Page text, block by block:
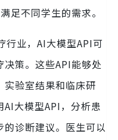
足不同学生的需求。
行业，AI大模型API可
策。这些API能够处
验室结果和临床研
大模型API，分析患
诊断建议。医生可以